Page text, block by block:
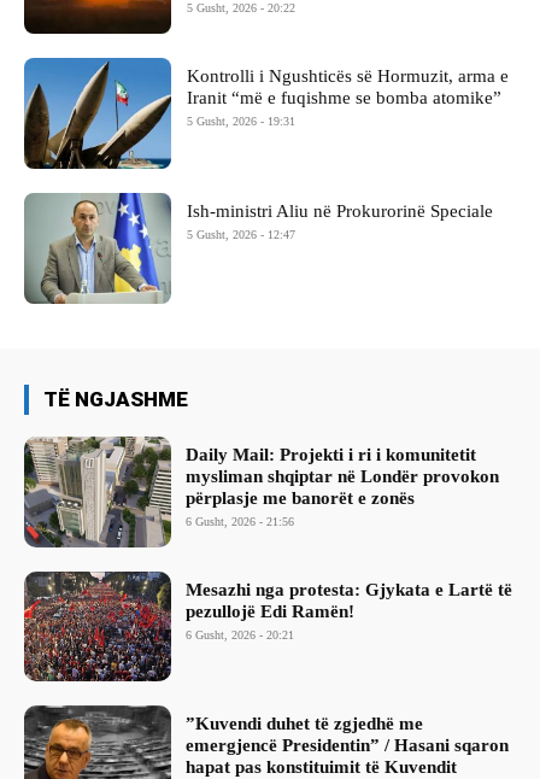
5 Gusht, 2026 - 20:22
Kontrolli i Ngushticës së Hormuzit, arma e
Iranit “më e fuqishme se bomba atomike”
5 Gusht, 2026 - 19:31
Ish-ministri ​Aliu në Prokurorinë Speciale
5 Gusht, 2026 - 12:47
TË NGJASHME
Daily Mail: Projekti i ri i komunitetit
mysliman shqiptar në Londër provokon
përplasje me banorët e zonës
6 Gusht, 2026 - 21:56
Mesazhi nga protesta: Gjykata e Lartë të
pezullojë Edi Ramën!
6 Gusht, 2026 - 20:21
​”Kuvendi duhet të zgjedhë me
emergjencë Presidentin” / Hasani sqaron
hapat pas konstituimit të Kuvendit